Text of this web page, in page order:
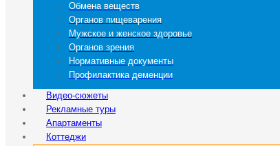
Обмена веществ
Органов пищеварения
Мужское и женское здоровье
Органов зрения
Нормативные документы
Профилактика деменции
Видео-сюжеты
Рекламные туры
Апартаменты
Коттеджи